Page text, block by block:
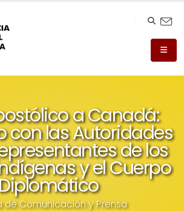
a Canadá:
con las Autoridades
de los
y el Cuerpo
de Comunicación y Prensa